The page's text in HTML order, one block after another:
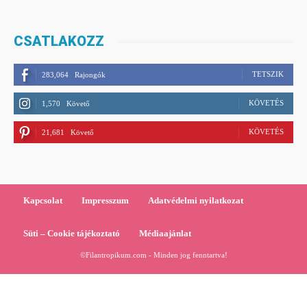
CSATLAKOZZ
283,064 Rajongók TETSZIK
1,570 Követő KÖVETÉS
21,681 Követő KÖVETÉS
Kapcsolat Impresszum Adatvédelmi nyilatkozat
Süti – Cookie tájékoztató Médiaajánlat
©Filantropikum.com - Minden jog fenntartva!